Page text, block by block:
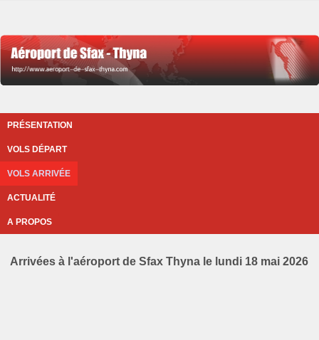
PRÉSENTATION
VOLS DÉPART
VOLS ARRIVÉE
ACTUALITÉ
A PROPOS
Arrivées à l'aéroport de Sfax Thyna le lundi 18 mai 2026